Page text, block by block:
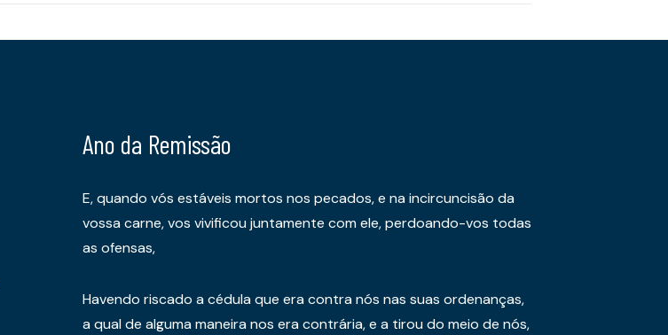
Ano da Remissão
E, quando vós estáveis mortos nos pecados, e na incircuncisão da
vossa carne, vos vivificou juntamente com ele, perdoando-vos todas
as ofensas,
Havendo riscado a cédula que era contra nós nas suas ordenanças,
a qual de alguma maneira nos era contrária, e a tirou do meio de nós,